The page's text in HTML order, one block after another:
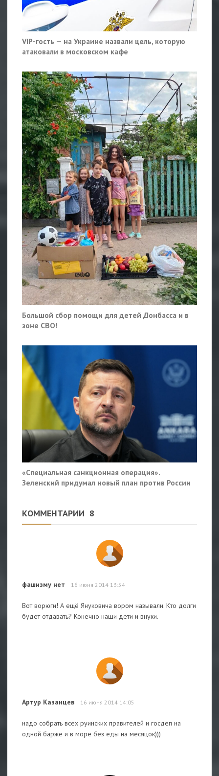
VIP-гость — на Украине назвали цель, которую
атаковали в московском кафе
Большой сбор помощи для детей Донбасса и в
зоне СВО!
«Специальная санкционная операция».
Зеленский придумал новый план против России
КОММЕНТАРИИ 8
фашизму нет 16 июня 2014 13:54
Вот ворюги! А ещё Януковича вором называли. Кто долги
будет отдавать? Конечно наши дети и внуки.
Артур Казанцев 16 июня 2014 14:05
надо собрать всех руинских правителей и госдеп на
одной барже и в море без еды на месяцок)))